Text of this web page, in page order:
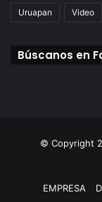
Uruapan Video
Búscanos en
© Copyright
EMPRESA